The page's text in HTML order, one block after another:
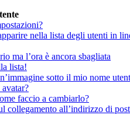
nella lista degli utenti in
ma l’ora è ancora sbagliata
lista!
sotto il mio nome
faccio a cambiarlo?
collegamento all’indirizzo di